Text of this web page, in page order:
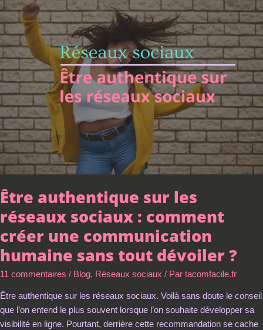
Être authentique sur les
réseaux sociaux : comment
créer une communication
humaine sans tout dévoiler ?
11 commentaires / Blog, Réseaux sociaux / Par tacomfacile.fr
Être authentique sur les réseaux sociaux. Voilà sans doute le conseil
que l’on entend le plus souvent lorsque l’on souhaite développer sa
visibilité en ligne. Pourtant, derrière cette recommandation se cache
Être
authentique
sur
les
réseaux
sociaux
comment
créer
une
communication
humaine
sans
tout
dévoiler
?